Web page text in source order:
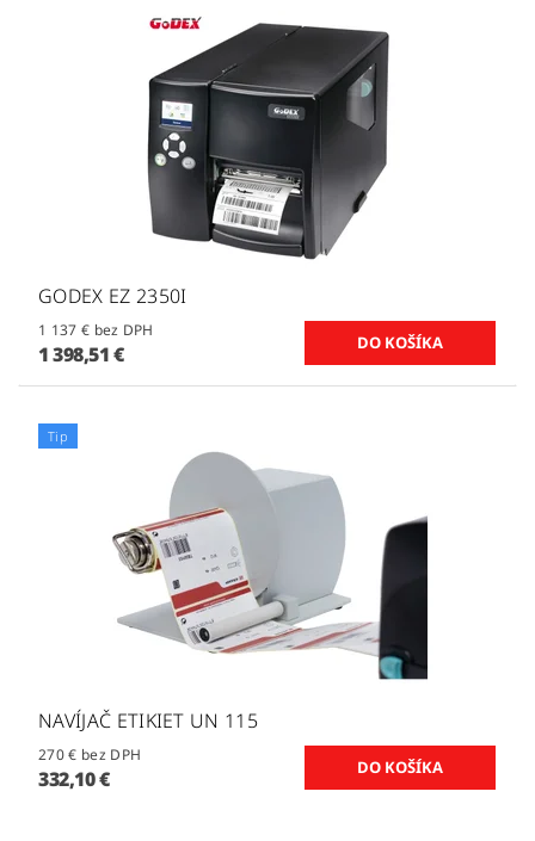
GODEX EZ 2350I
1 137 € bez DPH
1 398,51 €
Tip
NAVÍJAČ ETIKIET UN 115
270 € bez DPH
332,10 €